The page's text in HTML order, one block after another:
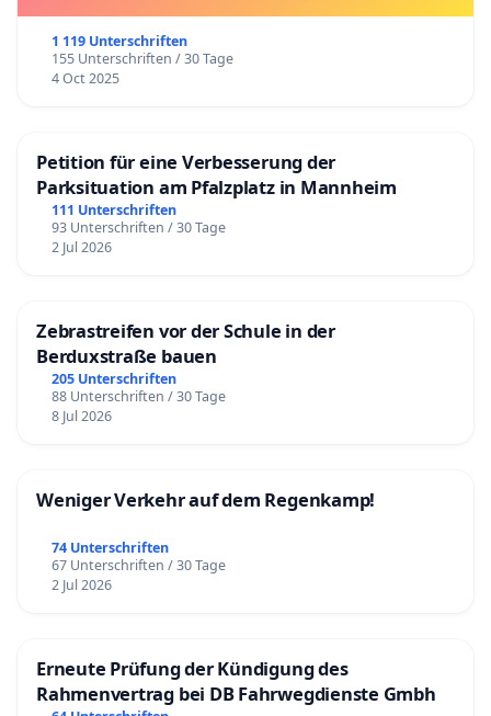
1 119 Unterschriften
155 Unterschriften / 30 Tage
4 Oct 2025
Petition für eine Verbesserung der
Parksituation am Pfalzplatz in Mannheim
111 Unterschriften
93 Unterschriften / 30 Tage
2 Jul 2026
Zebrastreifen vor der Schule in der
Berduxstraße bauen
205 Unterschriften
88 Unterschriften / 30 Tage
8 Jul 2026
Weniger Verkehr auf dem Regenkamp!
74 Unterschriften
67 Unterschriften / 30 Tage
2 Jul 2026
Erneute Prüfung der Kündigung des
Rahmenvertrag bei DB Fahrwegdienste Gmbh